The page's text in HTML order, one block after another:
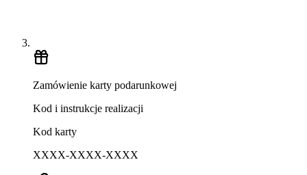
Zamówienie karty podarunkowej
Kod i instrukcje realizacji
Kod karty
XXXX-XXXX-XXXX